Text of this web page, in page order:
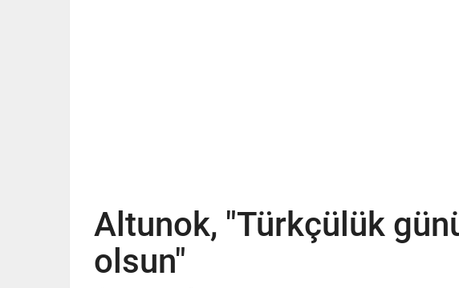
Altunok, "Türkçülük
olsun"